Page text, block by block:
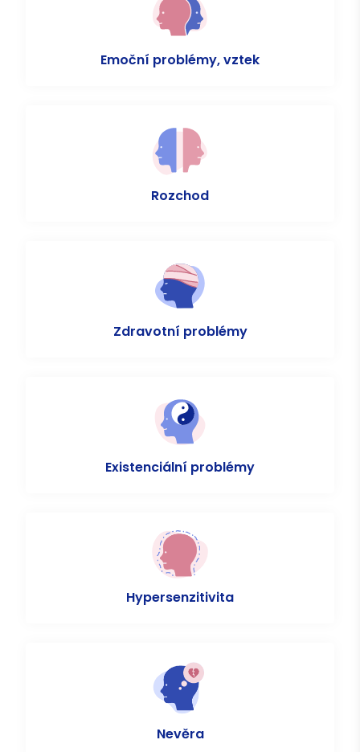
Emoční problémy, vztek
Rozchod
Zdravotní problémy
Existenciální problémy
Hypersenzitivita
Nevěra